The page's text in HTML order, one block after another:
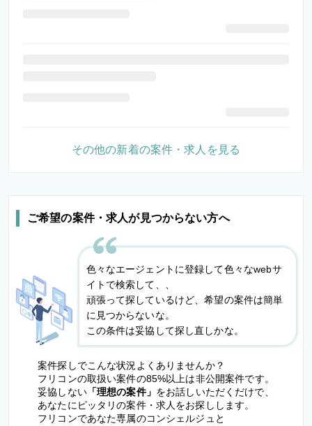
ご希望の案件・求人が見つからない方へ
色々なエージェントに登録して色々なwebサ
イトで検索して、、
頑張って探しているけど、希望の案件は簡単
に見つからないな。
この条件は妥協して探し直しかな。
案件探しでこんな状況よくありませんか？
フリコンの取扱い案件の85%以上は非公開案件です。
妥協しない「理想の案件」 をお話しいただくだけで、
あなたにピッタリの案件・求人をお探しします。
フリコンであなた専属のコンシェルジュと
その他の新着の案件・求人を見る